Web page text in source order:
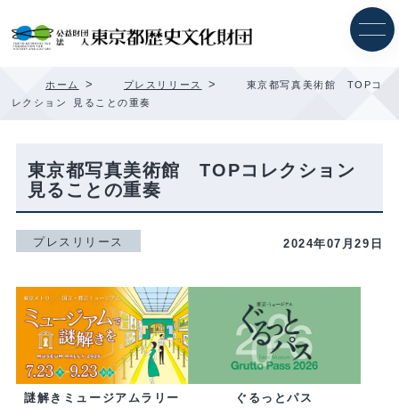
ホーム > プレスリリース >
東京都写真美術館 TOPコ
レクション 見ることの重奏
東京都写真美術館 TOPコレクション
見ることの重奏
プレスリリース 2024年07月29日
謎解きミュージアムラリー
ぐるっとパス